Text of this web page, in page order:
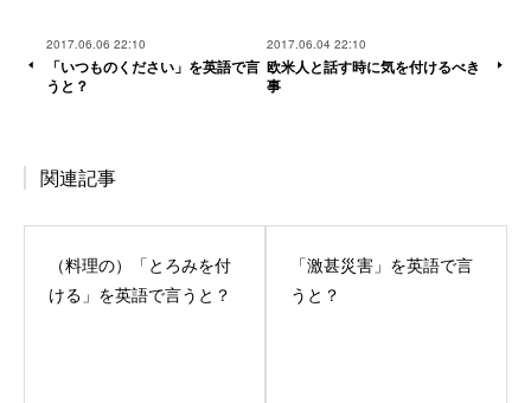
2017.06.06 22:10
「いつものください」を英語で言
うと？
2017.06.04 22:10
欧米人と話す時に気を付けるべき
事
関連記事
（料理の）「とろみを付
ける」を英語で言うと？
「激甚災害」を英語で言
うと？